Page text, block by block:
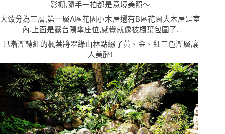
影棚,隨手一拍都是意境美照〜
大致分為三層,第一層A區花園小木屋還有B區花園大木屋是室
內,上面是露台陽傘座位,感覺就像被楓葉包圍了,
已漸漸轉紅的楓葉將翠綠山林點綴了黃、金、紅三色漸層讓
人美醉!